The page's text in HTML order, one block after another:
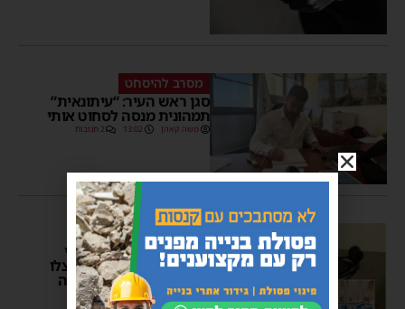
מסרב להיסחט
סגן ראש העיר: “עיתונאית”
תמהונית מנסה לסחוט אותי
משה קאהן 13:02 2 תגובות
פרשייה חמורה
המשטרה עצרה 2 תושבי
אשדוד שסחטו, איימו וניצלו
קורבנות במהלך המלחמה
משה קאהן 14:58